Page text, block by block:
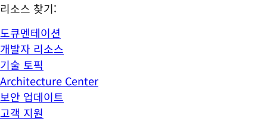
리소스 찾기:
도큐멘테이션
개발자 리소스
기술 토픽
Architecture Center
보안 업데이트
고객 지원